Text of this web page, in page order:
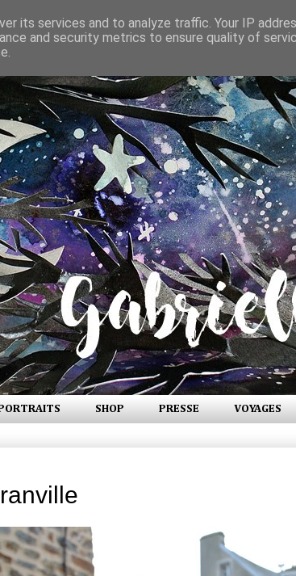
SHOP PRESSE VOYAGES
its services and to analyze traffic. Your IP
and security metrics to ensure quality of